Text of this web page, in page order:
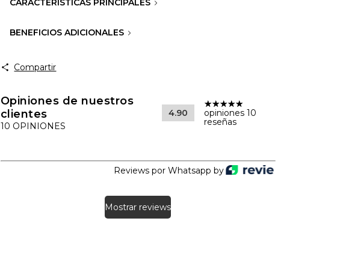
CARACTERISTICAS PRINCIPALES
BENEFICIOS ADICIONALES
Compartir
Opiniones de nuestros
clientes
10 OPINIONES
4.90
opiniones 10
reseñas
Reviews por Whatsapp by
Mostrar reviews